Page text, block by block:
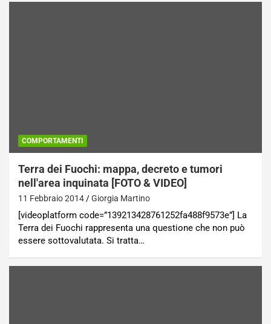
COMPORTAMENTI
Terra dei Fuochi: mappa, decreto e tumori
nell'area inquinata [FOTO & VIDEO]
11 Febbraio 2014 Giorgia Martino
[videoplatform code=”139213428761252fa488f9573e”] La
Terra dei Fuochi rappresenta una questione che non può
essere sottovalutata. Si tratta…